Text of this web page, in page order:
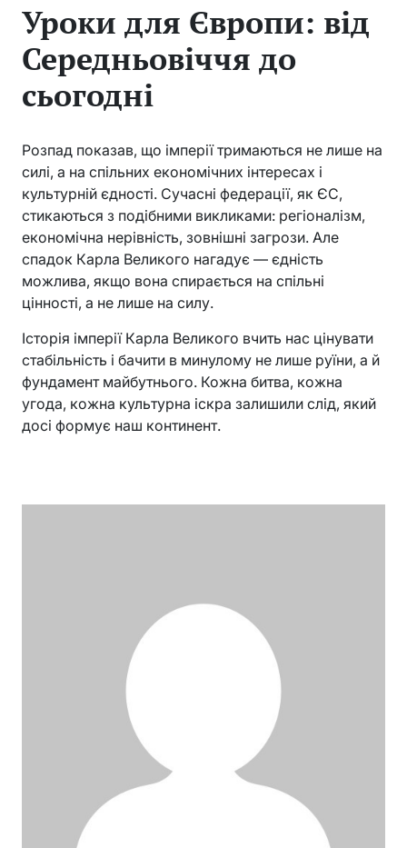
Уроки для Європи: від
Середньовіччя до
сьогодні
Розпад показав, що імперії тримаються не лише на
силі, а на спільних економічних інтересах і
культурній єдності. Сучасні федерації, як ЄС,
стикаються з подібними викликами: регіоналізм,
економічна нерівність, зовнішні загрози. Але
спадок Карла Великого нагадує — єдність
можлива, якщо вона спирається на спільні
цінності, а не лише на силу.
Історія імперії Карла Великого вчить нас цінувати
стабільність і бачити в минулому не лише руїни, а й
фундамент майбутнього. Кожна битва, кожна
угода, кожна культурна іскра залишили слід, який
досі формує наш континент.